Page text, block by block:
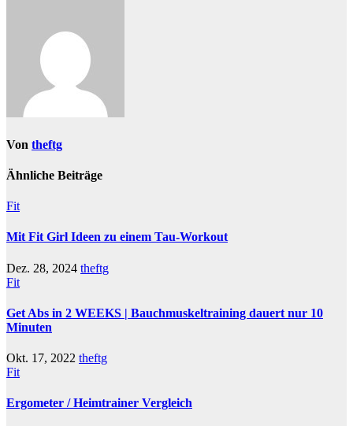
Von theftg
Ähnliche Beiträge
Fit
Mit Fit Girl Ideen zu einem Tau-Workout
Dez. 28, 2024 theftg
Fit
Get Abs in 2 WEEKS | Bauchmuskeltraining dauert nur 10
Minuten
Okt. 17, 2022 theftg
Fit
Ergometer / Heimtrainer Vergleich